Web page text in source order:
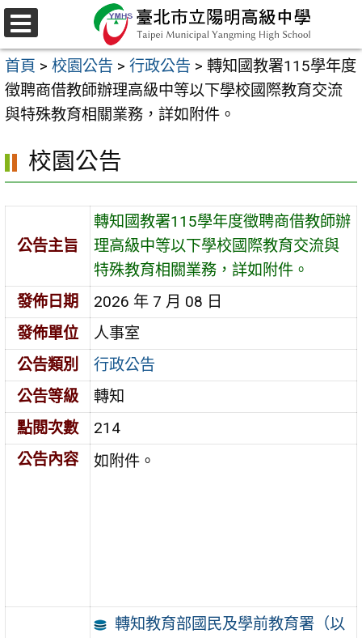
跳
至
主
要
內
區
選
單
首頁 > 校園公告 > 行政公告 > 轉知國教署115學年度
徵聘商借教師辦理高級中等以下學校國際教育交流
與特殊教育相關業務，詳如附件。
校園公告
公告主旨
轉知國教署115學年度徵聘商借教師辦
理高級中等以下學校國際教育交流與
特殊教育相關業務，詳如附件。
發佈日期
2026 年 7 月 08 日
發佈單位
人事室
公告類別
行政公告
公告等級
轉知
點閱次數
214
公告內容
如附件。
轉知教育部國民及學前教育署（以